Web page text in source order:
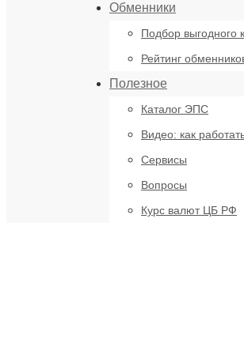
Обменники
Подбор выгодного
Рейтинг
Полезное
Каталог ЭПС
Видео: как
Сервисы
Вопросы
Курс валют ЦБ РФ